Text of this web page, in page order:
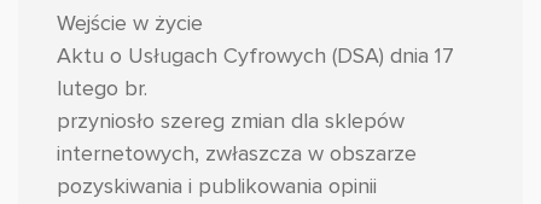
Wejście w życie
Aktu o Usługach Cyfrowych (DSA) dnia 17
lutego br.
przyniosło szereg zmian dla sklepów
internetowych, zwłaszcza w obszarze
pozyskiwania i publikowania opinii